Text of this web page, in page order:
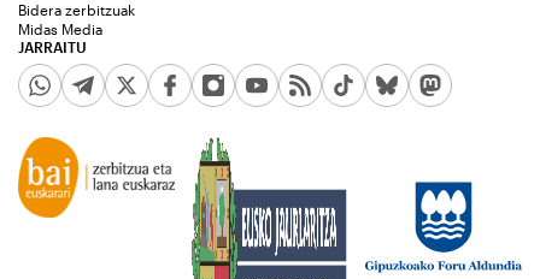
JARRAITU
Bidera zerbitzuak
Midas Media